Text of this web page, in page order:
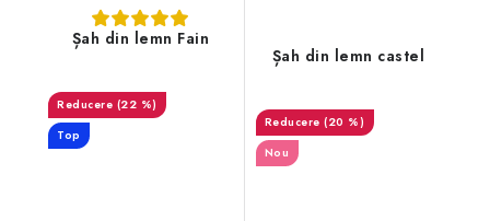
Șah din lemn Fain
(22 %)
Top
Șah din lemn castel
(20 %)
Nou